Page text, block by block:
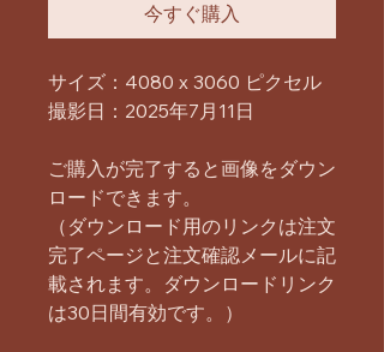
今すぐ購入
サイズ：4080 x 3060 ピクセル
撮影日：2025年7月11日
ご購入が完了すると画像をダウン
ロードできます。
（ダウンロード用のリンクは注文
完了ページと注文確認メールに記
載されます。ダウンロードリンク
は30日間有効です。）